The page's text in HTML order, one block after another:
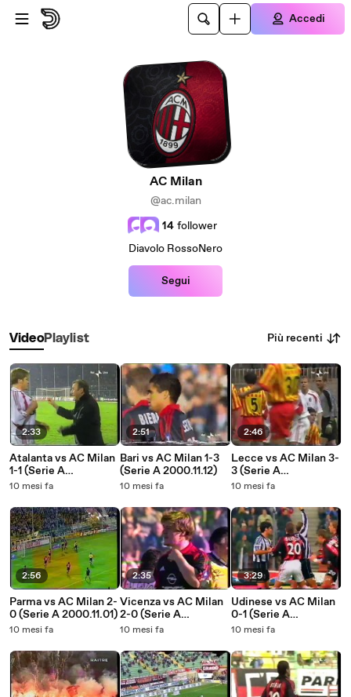
Passa al contenuto principale
Accedi
AC Milan
@ac.milan
14 follower
Diavolo RossoNero
Segui
VideoPlaylist Più recenti
2:33
Atalanta vs AC Milan
1-1 (Serie A
2001.03.10)
10 mesi fa
2:56
Parma vs AC Milan 2-
0 (Serie A 2000.11.01)
10 mesi fa
2:51
Bari vs AC Milan 1-3
(Serie A 2000.11.12)
10 mesi fa
2:35
Vicenza vs AC Milan
2-0 (Serie A
2001.02.11)
10 mesi fa
2:46
Lecce vs AC Milan 3-
3 (Serie A
2001.04.22)
10 mesi fa
3:29
Udinese vs AC Milan
0-1 (Serie A
2000.12.03)
10 mesi fa